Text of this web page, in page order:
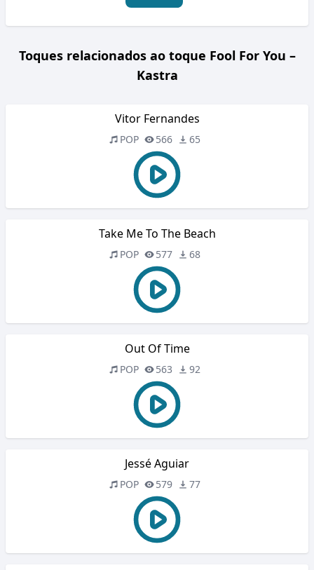
Toques relacionados ao toque Fool For You –
Kastra
Vitor Fernandes
POP 566 65
Take Me To The Beach
POP 577 68
Out Of Time
POP 563 92
Jessé Aguiar
POP 579 77